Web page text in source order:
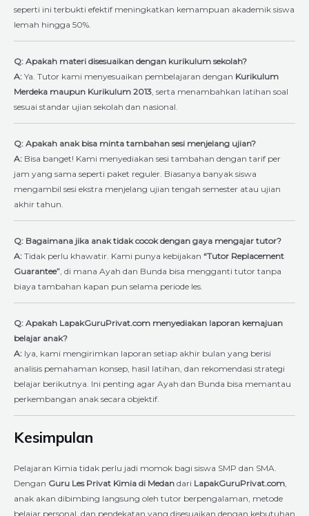
seperti ini terbukti efektif meningkatkan kemampuan akademik siswa
lemah hingga 50%.
Q: Apakah materi disesuaikan dengan kurikulum sekolah?
A: Ya. Tutor kami menyesuaikan pembelajaran dengan Kurikulum
Merdeka maupun Kurikulum 2013 , serta menambahkan latihan soal
sesuai standar ujian sekolah dan nasional.
Q: Apakah anak bisa minta tambahan sesi menjelang ujian?
A: Bisa banget! Kami menyediakan sesi tambahan dengan tarif per
jam yang sama seperti paket reguler. Biasanya banyak siswa
mengambil sesi ekstra menjelang ujian tengah semester atau ujian
akhir tahun.
Q: Bagaimana jika anak tidak cocok dengan gaya mengajar tutor?
A: Tidak perlu khawatir. Kami punya kebijakan “Tutor Replacement
Guarantee” , di mana Ayah dan Bunda bisa mengganti tutor tanpa
biaya tambahan kapan pun selama periode les.
Q: Apakah LapakGuruPrivat.com menyediakan laporan kemajuan
belajar anak?
A: Iya, kami mengirimkan laporan setiap akhir bulan yang berisi
analisis pemahaman konsep, hasil latihan, dan rekomendasi strategi
belajar berikutnya. Ini penting agar Ayah dan Bunda bisa memantau
perkembangan anak secara objektif.
Kesimpulan
Pelajaran Kimia tidak perlu jadi momok bagi siswa SMP dan SMA.
Dengan Guru Les Privat Kimia di Medan dari LapakGuruPrivat.com
anak akan dibimbing langsung oleh tutor berpengalaman, metode
belajar personal, dan pendekatan yang disesuaikan dengan kebutuhan